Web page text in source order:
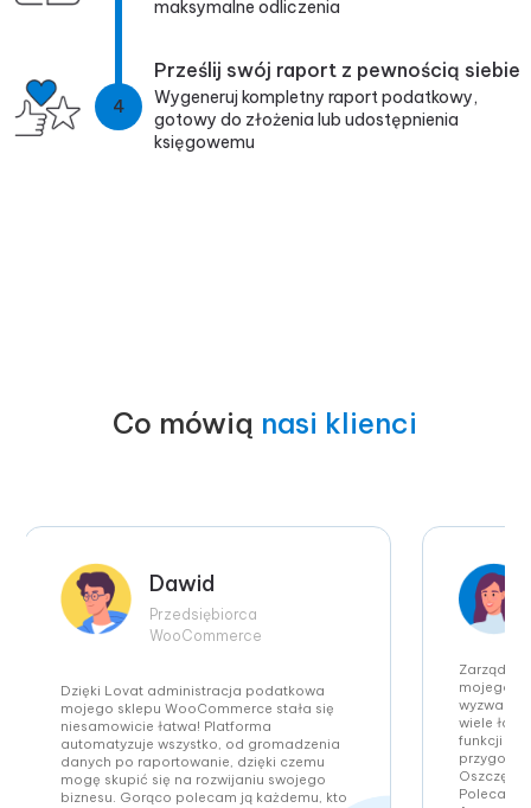
maksymalne odliczenia
4
Prześlij swój raport z pewnością siebie
Wygeneruj kompletny raport podatkowy,
gotowy do złożenia lub udostępnienia
księgowemu
Co mówią nasi klienci
Dawid
Przedsiębiorca
WooCommerce
Dzięki Lovat administracja podatkowa
mojego sklepu WooCommerce stała się
niesamowicie łatwa! Platforma
automatyzuje wszystko, od gromadzenia
danych po raportowanie, dzięki czemu
mogę skupić się na rozwijaniu swojego
biznesu. Gorąco polecam ją każdemu, kto
mojego
wiele
funkcji
Polecam